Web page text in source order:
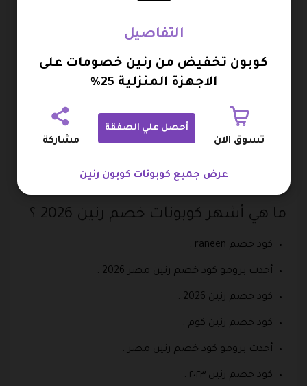
أحد ممثلي خدمة لعملاء عبر فيسبوك من هنا :
https://www.facebook.com/raneenPage/ .
يمكنكم التواصل عبر رسائل الصفحة الرسمية على لينكد
ما هي أشهر كوبونات خصم رنين 2026 ؟
كود خصم raneen .
أحدث برومو كود خصم رنين مصر 2026 .
كود خصم رنين 2026 .
كود خصم رنين كوم .
أحدث برومو كود خصم رنين مصر .
كود خصم رنين ٢٠٢٣ .
التفاصيل
كوبون تخفيض من رنين خصومات على
الاجهزة المنزلية 25%
تسوق الآن
أحصل علي الصفقة
مشاركة
عرض جميع كوبونات كوبون رنين